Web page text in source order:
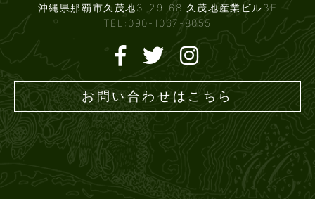
沖縄県那覇市久茂地3-29-68 久茂地産業ビル3F
TEL:090-1067-8055
お問い合わせはこちら